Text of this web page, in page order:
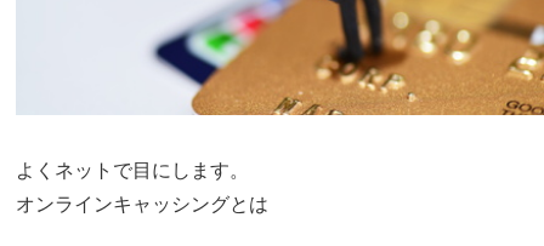
よくネットで目にします。
オンラインキャッシングとは